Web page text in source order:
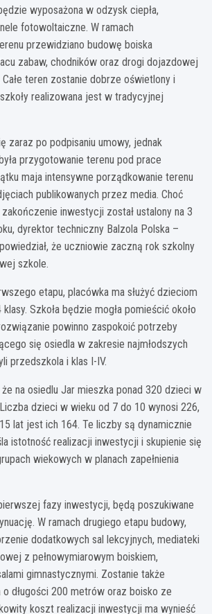
wyposażona w odzysk ciepła,
fotowoltaiczne. W ramach
przewidziano budowę boiska
zabaw, chodników oraz drogi dojazdowej
teren zostanie dobrze oświetlony i
realizowana jest w tradycyjnej
zaraz po podpisaniu umowy, jednak
przygotowanie terenu pod prace
maja intensywne porządkowanie terenu
publikowanych przez media. Choć
inwestycji został ustalony na 3
dyrektor techniczny Balzola Polska –
że uczniowie zaczną rok szkolny
szkole.
etapu, placówka ma służyć dzieciom
Szkoła będzie mogła pomieścić około
powinno zaspokoić potrzeby
się osiedla w zakresie najmłodszych
przedszkola i klas I-IV.
na osiedlu Jar mieszka ponad 320 dzieci w
dzieci w wieku od 7 do 10 wynosi 226,
lat jest ich 164. Te liczby są dynamicznie
istotność realizacji inwestycji i skupienie się
wiekowych w planach zapełnienia
fazy inwestycji, będą poszukiwane
W ramach drugiego etapu budowy,
dodatkowych sal lekcyjnych, mediateki
z pełnowymiarowym boiskiem,
gimnastycznymi. Zostanie także
o długości 200 metrów oraz boisko ze
koszt realizacji inwestycji ma wynieść